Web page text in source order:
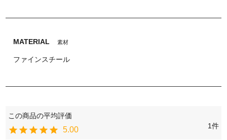
MATERIAL 素材
ファインスチール
5.00 1